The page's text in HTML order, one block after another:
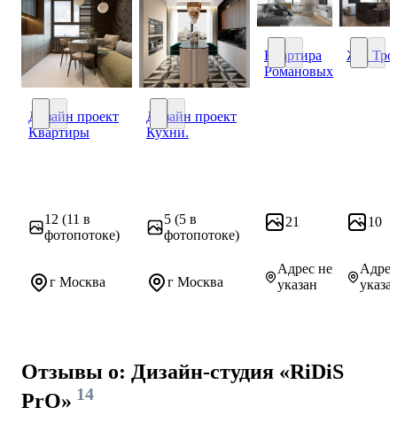
Дизайн проект Квартиры
Дизайн проект
Квартиры
12 (11 в
фотопотоке)
г Москва
Дизайн проект Кухни.
Дизайн проект
Кухни.
5 (5 в
фотопотоке)
г Москва
Квартира Романовых
Квартира
Романовых
21
Адрес не
указан
ЖК
10
Отзывы о: Дизайн-студия «RiDiS
PrO» 14